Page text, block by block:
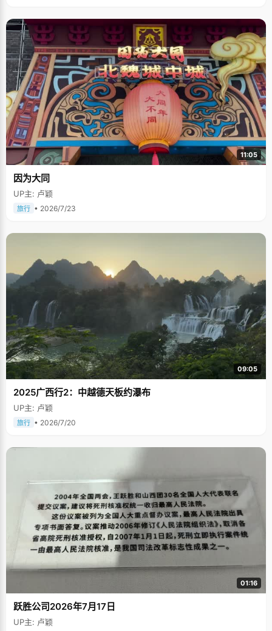
11:05
因为大同
UP主: 卢颖
旅行 • 2026/7/23
09:05
2025广西行2：中越德天板约瀑布
UP主: 卢颖
旅行 • 2026/7/20
01:16
跃胜公司2026年7月17日
UP主: 卢颖